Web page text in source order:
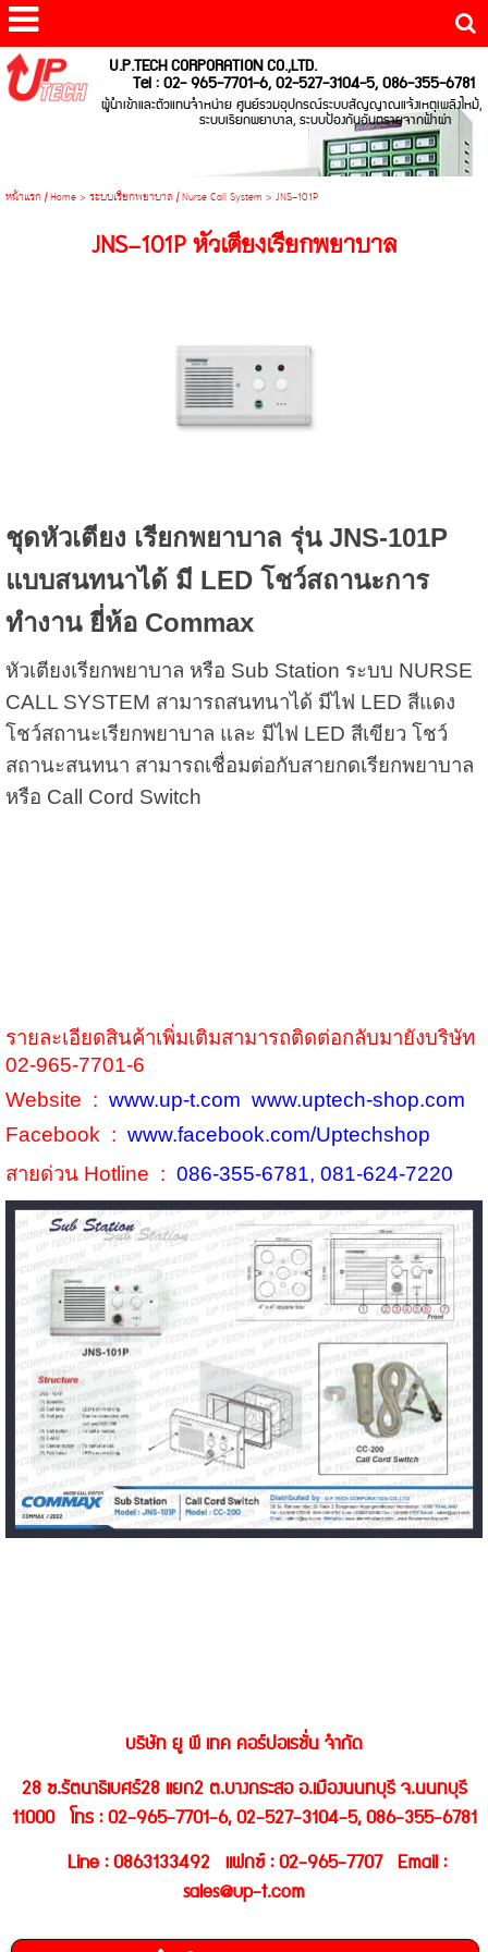
U.P.TECH CORPORATION CO.,LTD.
Tel : 02- 965-7701-6, 02-527-3104-5, 086-355-6781
ผู้นำเข้าและตัวแทนจำหน่าย ศูนย์รวมอุปกรณ์ระบบสัญญาณแจ้งเหตุเพลิงไหม้,
ระบบเรียกพยาบาล, ระบบป้องกันอันตรายจากฟ้าผ่า
หน้าแรก / Home> ระบบเรียกพยาบาล / Nurse Call System > JNS-101P
JNS-101P หัวเตียงเรียกพยาบาล
ชุดหัวเตียง เรียกพยาบาล รุ่น JNS-101P
แบบสนทนาได้ มี LED โชว์สถานะการ
ทำงาน ยี่ห้อ Commax
หัวเตียงเรียกพยาบาล หรือ Sub Station ระบบ NURSE
CALL SYSTEM สามารถสนทนาได้ มีไฟ LED สีแดง
โชว์สถานะเรียกพยาบาล และ มีไฟ LED สีเขียว โชว์
สถานะสนทนา สามารถเชื่อมต่อกับสายกดเรียกพยาบาล
หรือ Call Cord Switch
รายละเอียดสินค้าเพิ่มเติมสามารถติดต่อกลับมายังบริษัท
02-965-7701-6
Website : www.up-t.com www.uptech-shop.com
Facebook : www.facebook.com/Uptechshop
สายด่วน Hotline : 086-355-6781, 081-624-7220
บริษัท ยู พี เทค คอร์ปอเรชั่น จำกัด
28 ซ.รัตนาธิเบศร์28 แยก2 ต.บางกระสอ อ.เมืองนนทบุรี จ.นนทบุรี
11000 โทร : 02-965-7701-6, 02-527-3104-5, 086-355-6781
Line : 0863133492 แฟกซ์ : 02-965-7707 Email :
sales@up-t.com